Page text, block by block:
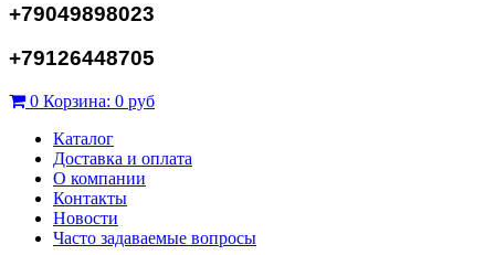
+79049898023
+79126448705
0 Корзина: 0 руб
Каталог
Доставка и оплата
О компании
Контакты
Новости
Часто задаваемые вопросы